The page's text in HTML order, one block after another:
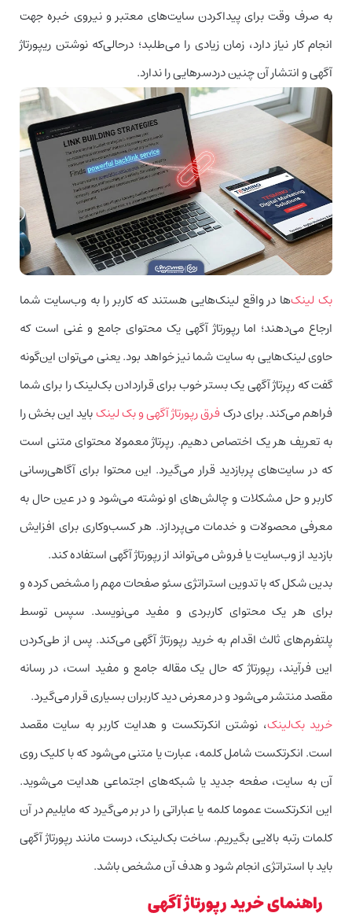
به صرف وقت برای پیداکردن سایت‌های معتبر و نیروی خبره جهت
انجام کار نیاز دارد، زمان زیادی را می‌طلبد؛ در‌حالی‌که نوشتن ریپورتاژ
آگهی و انتشار آن چنین دردسرهایی را ندارد.
بک لینک‌ها در واقع لینک‌هایی هستند که کاربر را به وب‌سایت شما
ارجاع می‌دهند؛ اما رپورتاژ آگهی یک محتوای جامع و غنی است که
حاوی لینک‌هایی به سایت شما نیز خواهد بود. یعنی می‌توان این‌گونه
گفت که رپرتاژ آگهی یک بستر خوب برای قراردادن بک‌لینک را برای شما
فراهم می‌کند. برای درکفرق رپورتاژ آگهی و بک لینکباید این بخش را
به تعریف هر یک اختصاص دهیم. رپرتاژ معمولا محتوای متنی است
که در سایت‌های پر‌بازدید قرار می‌گیرد. این محتوا برای آگاهی‌رسانی
کاربر و حل مشکلات و چالش‌های او نوشته می‌شود و در عین حال به
معرفی محصولات و خدمات می‌پردازد. هر کسب‌وکاری برای افزایش
بازدید از وب‌سایت یا فروش می‌تواند از رپورتاژ آگهی استفاده کند.
بدین شکل که با تدوین استراتژی سئو صفحات مهم را مشخص کرده و
برای هر یک محتوای کاربردی و مفید می‌نویسد. سپس توسط
پلتفرم‌های ثالث اقدام به خرید رپورتاژ آگهی می‌کند. پس از طی‌کردن
این فرآیند، رپورتاژ که حال یک مقاله جامع و مفید است، در رسانه
مقصد منتشر می‌شود و در معرض دید کاربران بسیاری قرار می‌گیرد.
خرید بک‌لینک، نوشتن انکرتکست و هدایت کاربر به سایت مقصد
است. انکرتکست شامل کلمه، عبارت یا متنی می‌شود که با کلیک روی
آن به سایت، صفحه جدید یا شبکه‌های اجتماعی هدایت می‌شوید.
این انکرتکست عموما کلمه یا عباراتی را در بر می‌گیرد که مایلیم در آن
کلمات رتبه بالایی بگیریم. ساخت بک‌لینک، درست مانند رپورتاژ آگهی
باید با استراتژی انجام شود و هدف آن مشخص باشد.
راهنمای خرید رپورتاژ آگهی